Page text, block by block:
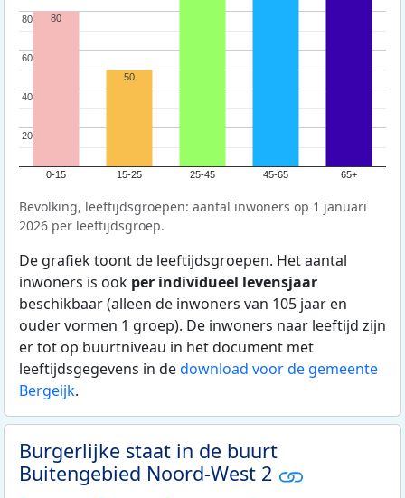
0-15 15-25 25-45 45-65 65+
20
20
40
40
60
60
80
80 80
50
Bevolking, leeftijdsgroepen: aantal inwoners op 1 januari
2026 per leeftijdsgroep.
De grafiek toont de leeftijdsgroepen. Het aantal
inwoners is ook per individueel levensjaar
beschikbaar (alleen de inwoners van 105 jaar en
ouder vormen 1 groep). De inwoners naar leeftijd zijn
er tot op buurtniveau in het document met
leeftijdsgegevens in dedownload voor de gemeente
Bergeijk.
Burgerlijke staat in de buurt
Buitengebied Noord-West 2